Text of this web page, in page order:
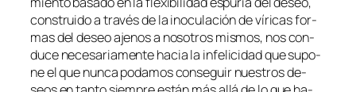
cons­trui­do a tra­vés de la ino­cu­la­ción de ví­ri­cas for­
mas del de­seo aje­nos a no­so­tros mis­mos, nos con­
du­ce ne­ce­sa­ria­men­te ha­cia la in­fe­li­ci­dad que su­po­
ne el que nun­ca po­da­mos con­se­guir nues­tros de­